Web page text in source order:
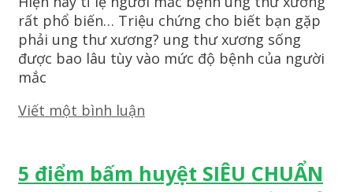
rất phổ biến… Triệu chứng cho biết bạn gặp
phải ung thư xương? ung thư xương sống
được bao lâu tùy vào mức độ bệnh của người
mắc
Viết một bình luận
5 điểm bấm huyệt SIÊU CHUẨN